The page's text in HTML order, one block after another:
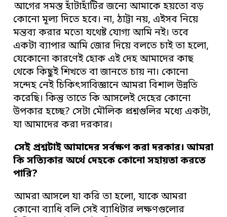
আগের সমস্ত হাঁটাহাঁটির জন্যে আমাকে হয়তো বড়
কোনো মূল্য দিতে হবে। না, ঠাট্টা নয়, এইসব নিয়ে
মন্তব্য করার মতো যথেষ্ট যোগ্য আমি নই। তবে
একটা ব্যাপার আমি জোর দিয়ে বলতে চাই তা হলো,
যেকোনো কারণেই হোক এই দেহ আমাদের কাছ
থেকে কিছুই শিখতে বা জানতে চায় না। কোনো
সন্দেহ নেই চিকিৎসাবিজ্ঞানে আমরা বিশাল উন্নতি
করেছি। কিন্তু তাতে কি আসলেই দেহের কোনো
উপকার হচ্ছে? সেটা মৌলিক প্রশ্নগুলির মধ্যে একটা,
যা আমাদের করা দরকার।
সেই প্রশ্নটাই আমাদের সর্বক্ষণ করা দরকার। আমরা
কি সত্যিকার অর্থে দেহকে কোনো সহায়তা করতে
পারি?
আমরা আসলে যা করি তা হলো, যাকে আমরা
কোনো ব্যাধি বলি সেই ব্যাধিটার লক্ষণগুলোর